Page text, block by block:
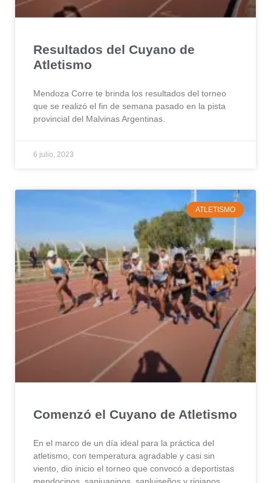
Resultados del Cuyano de
Atletismo
Mendoza Corre te brinda los resultados del torneo
que se realizó el fin de semana pasado en la pista
provincial del Malvinas Argentinas.
6 julio, 2023
ATLETISMO
Comenzó el Cuyano de Atletismo
En el marco de un día ideal para la práctica del
atletismo, con temperatura agradable y casi sin
viento, dio inicio el torneo que convocó a deportistas